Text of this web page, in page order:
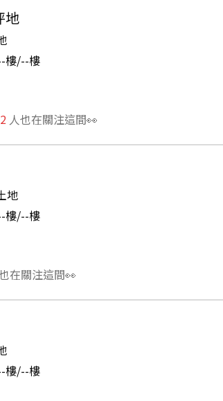
地
樓/--樓
人也在關注這間👀
地
樓/--樓
在關注這間👀
樓/--樓